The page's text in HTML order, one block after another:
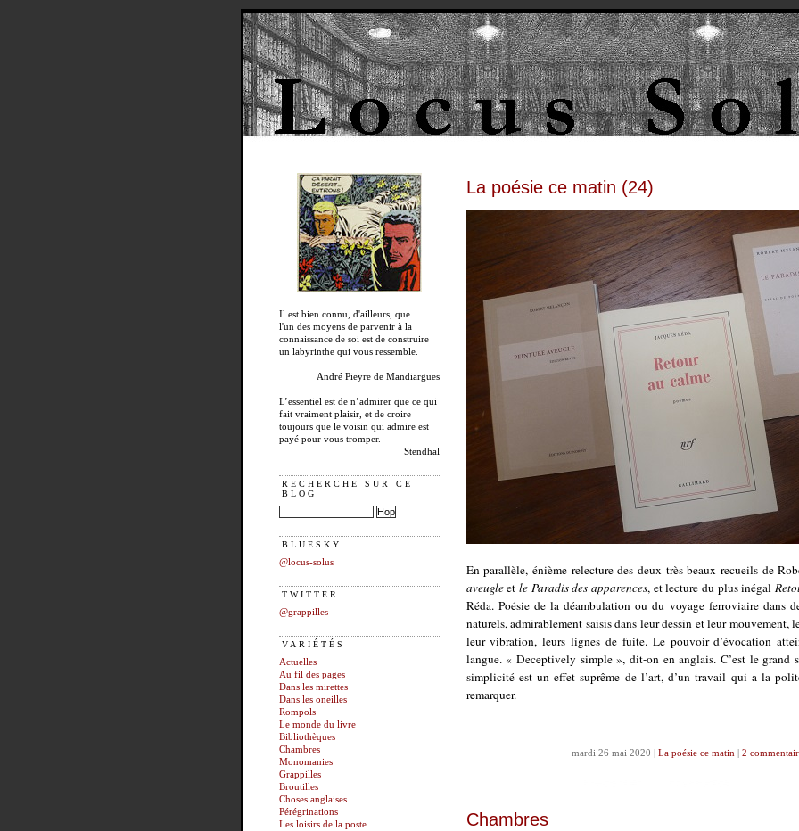
Il est bien connu, d'ailleurs, que
l'un des moyens de parvenir à la
connaissance de soi est de construire
un labyrinthe qui vous ressemble.
André Pieyre de Mandiargues
L’essentiel est de n’admirer que ce qui
fait vraiment plaisir, et de croire
toujours que le voisin qui admire est
payé pour vous tromper.
Stendhal
RECHERCHE SUR CE
BLOG
BLUESKY
@locus-solus
TWITTER
@grappilles
VARIÉTÉS
Actuelles
Au fil des pages
Dans les mirettes
Dans les oneilles
Rompols
Le monde du livre
Bibliothèques
Chambres
Monomanies
Grappilles
Broutilles
Choses anglaises
Pérégrinations
Les loisirs de la poste
La poésie ce matin (24)
En parallèle, énième relecture des deux très beaux recueils de
aveugleet le Paradis des apparences, et lecture du plus inégal
Réda. Poésie de la déambulation ou du voyage ferroviaire dans
naturels, admirablement saisis dans leur dessin et leur mouvement,
leur vibration, leurs lignes de fuite. Le pouvoir d’évocation
langue. « Deceptively simple », dit-on en anglais. C’est le grand
simplicité est un effet suprême de l’art, d’un travail qui a la
remarquer.
mardi 26 mai 2020 | La poésie ce matin| 2
Chambres